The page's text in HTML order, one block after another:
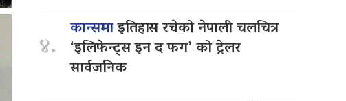
४.
कान्समाइतिहास रचेको नेपाली चलचित्र
‘इलिफेन्ट्स इन द फग’ को ट्रेलर
सार्वजनिक